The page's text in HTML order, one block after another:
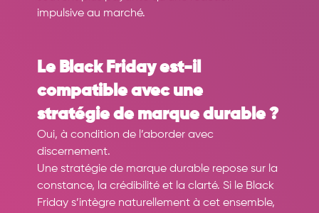
impulsive au marché.
Le Black Friday est-il
compatible avec une
stratégie de marque durable ?
Oui, à condition de l’aborder avec
discernement.
Une stratégie de marque durable repose sur la
constance, la crédibilité et la clarté. Si le Black
Friday s’intègre naturellement à cet ensemble,